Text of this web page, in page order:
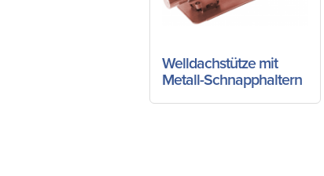
Welldachstütze mit
Metall-Schnapphaltern